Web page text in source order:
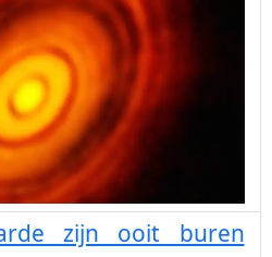
zijn ooit buren